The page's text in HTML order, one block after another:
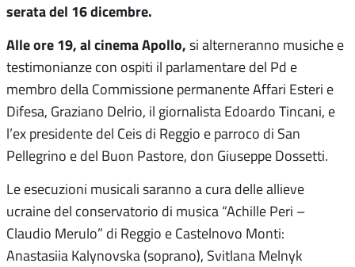
serata del 16 dicembre.
Alle ore 19, al cinema Apollo, si alterneranno musiche e
testimonianze con ospiti il parlamentare del Pd e
membro della Commissione permanente Affari Esteri e
Difesa, Graziano Delrio, il giornalista Edoardo Tincani, e
l’ex presidente del Ceis di Reggio e parroco di San
Pellegrino e del Buon Pastore, don Giuseppe Dossetti.
Le esecuzioni musicali saranno a cura delle allieve
ucraine del conservatorio di musica “Achille Peri –
Claudio Merulo” di Reggio e Castelnovo Monti:
Anastasiia Kalynovska (soprano), Svitlana Melnyk